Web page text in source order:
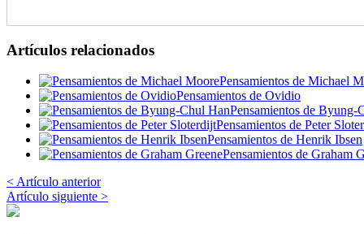
Artículos relacionados
Pensamientos de Michael
Pensamientos de Ovidio
Pensamientos de Byung-
Pensamientos de Peter
Pensamientos de Henrik Ibsen
Pensamientos de Graham
< Artículo anterior
Artículo siguiente >